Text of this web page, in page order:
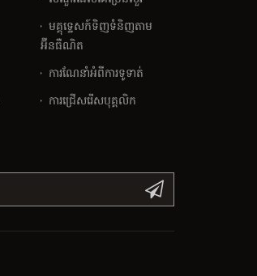
មគ្គុទ្ទេសក៍ទិញទំនិញតាម
អ៊ីនធឺណិត
ការណែនាំអំពីការទូទាត់
ការជ្រើសរើសបុគ្គលិក